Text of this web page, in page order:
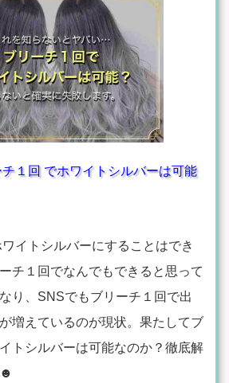
チ１回 でホワイトシルバーは可能
イトシルバーにすることはでき
チ１回でなんでもできると思って
り、SNSでもブリーチ１回で出
増えているのが現状。果たしてブ
トシルバーは可能なのか？徹底解
☻